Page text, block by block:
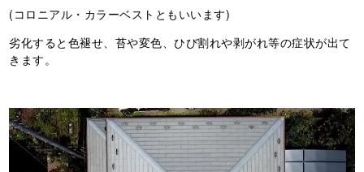
(コロニアル・カラーベストともいいます)
劣化すると色褪せ、苔や変色、ひび割れや剥がれ等の症状が出て
きます。